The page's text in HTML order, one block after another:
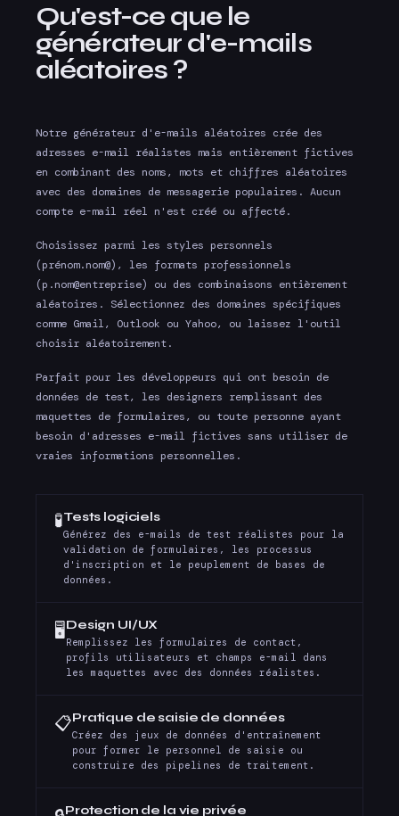
Qu'est-ce que le
générateur d'e-mails
aléatoires ?
Notre générateur d'e-mails aléatoires crée des
adresses e-mail réalistes mais entièrement fictives
en combinant des noms, mots et chiffres aléatoires
avec des domaines de messagerie populaires. Aucun
compte e-mail réel n'est créé ou affecté.
Choisissez parmi les styles personnels
(prénom.nom@), les formats professionnels
(p.nom@entreprise) ou des combinaisons entièrement
aléatoires. Sélectionnez des domaines spécifiques
comme Gmail, Outlook ou Yahoo, ou laissez l'outil
choisir aléatoirement.
Parfait pour les développeurs qui ont besoin de
données de test, les designers remplissant des
maquettes de formulaires, ou toute personne ayant
besoin d'adresses e-mail fictives sans utiliser de
vraies informations personnelles.
🧪Tests logiciels
Générez des e-mails de test réalistes pour la
validation de formulaires, les processus
d'inscription et le peuplement de bases de
données.
🖥️Design UI/UX
Remplissez les formulaires de contact,
profils utilisateurs et champs e-mail dans
les maquettes avec des données réalistes.
📋Pratique de saisie de données
Créez des jeux de données d'entraînement
pour former le personnel de saisie ou
construire des pipelines de traitement.
Protection de la vie privée